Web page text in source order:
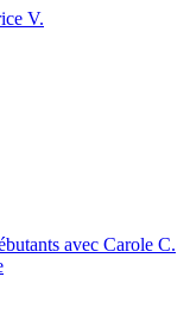
V.
avec Carole C.